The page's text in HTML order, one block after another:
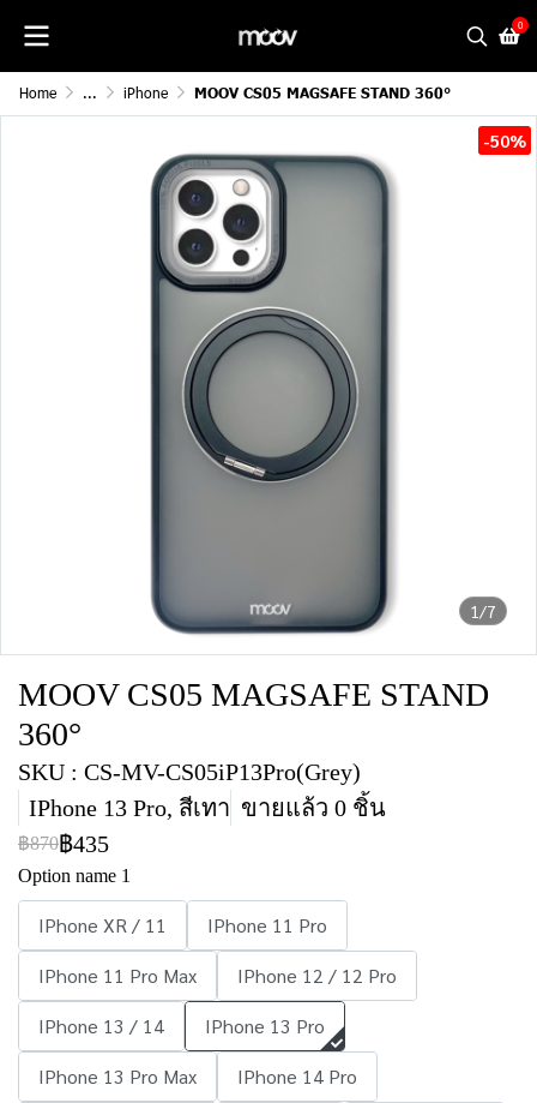
0
Home ... iPhone MOOV CS05 MAGSAFE STAND 360°
1/7
-50%
MOOV CS05 MAGSAFE STAND
360°
SKU : CS-MV-CS05iP13Pro(Grey)
IPhone 13 Pro, สีเทา ขายแล้ว 0 ชิ้น
฿870฿435
Option name 1
IPhone XR / 11
IPhone 11 Pro
IPhone 11 Pro Max
IPhone 12 / 12 Pro
IPhone 13 / 14
IPhone 13 Pro
IPhone 13 Pro Max
IPhone 14 Pro